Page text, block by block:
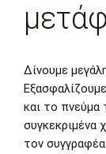
Δίνουμε
και το πνεύμα
συγκεκριμένα
τον